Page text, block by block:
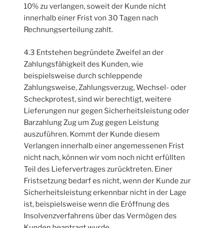
10% zu verlangen, soweit der Kunde nicht
innerhalb einer Frist von 30 Tagen nach
Rechnungserteilung zahlt.
4.3 Entstehen begründete Zweifel an der
Zahlungsfähigkeit des Kunden, wie
beispielsweise durch schleppende
Zahlungsweise, Zahlungsverzug, Wechsel- oder
Scheckprotest, sind wir berechtigt, weitere
Lieferungen nur gegen Sicherheitsleistung oder
Barzahlung Zug um Zug gegen Leistung
auszuführen. Kommt der Kunde diesem
Verlangen innerhalb einer angemessenen Frist
nicht nach, können wir vom noch nicht erfüllten
Teil des Liefervertrages zurücktreten. Einer
Fristsetzung bedarf es nicht, wenn der Kunde zur
Sicherheitsleistung erkennbar nicht in der Lage
ist, beispielsweise wenn die Eröffnung des
Insolvenzverfahrens über das Vermögen des